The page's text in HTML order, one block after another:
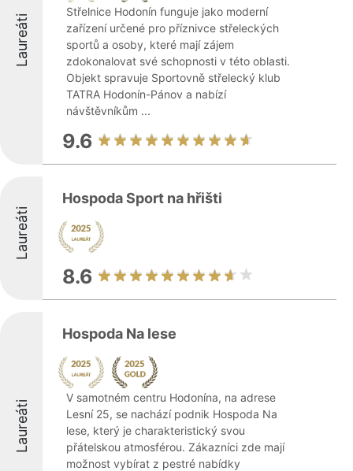
Laureáti
Střelnice Hodonín funguje jako moderní
zařízení určené pro příznivce střeleckých
sportů a osoby, které mají zájem
zdokonalovat své schopnosti v této oblasti.
Objekt spravuje Sportovně střelecký klub
TATRA Hodonín-Pánov a nabízí
návštěvníkům ...
9.6
Laureáti
Hospoda Sport na hřišti
8.6
Laureáti
Hospoda Na lese
V samotném centru Hodonína, na adrese
Lesní 25, se nachází podnik Hospoda Na
lese, který je charakteristický svou
přátelskou atmosférou. Zákazníci zde mají
možnost vybírat z pestré nabídky